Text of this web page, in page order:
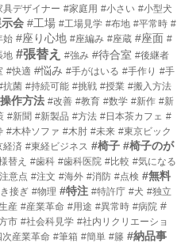
具デザイナー #家庭用 #小さい #小型犬
会 #工場 #工場見学 #布地 #平常時 #
始 #座り心地 #座編み #座蔵 #座面 #
地 #張替え #強み #待合室 #後継者
#快適 #悩み #手がはいる #手作り #手
抗菌 #持続可能 #挑戦 #授業 #搬入方法
作方法 #改善 #教育 #数学 #新作 #新
#新聞 #新製品 #方法 #日本茶カフェ #
#木枠ソファ #木肘 #未来 #東京ビック
経済 #東経ビジネス #椅子 #椅子のが
替え #歯科 #歯科医院 #比較 #気になる
意点 #注文 #海外 #消防 #点検 #無料
接ぎ #物理 #特注 #特許庁 #犬 #独立
産 #産業革命 #用途 #異常時 #病院 #
市 #社会科見学 #社内リクリエーショ
次産業革命 #筆箱 #簡単 #籐 #納品事